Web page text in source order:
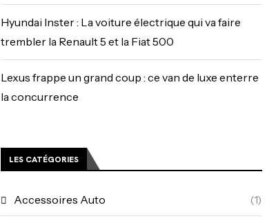
Hyundai Inster : La voiture électrique qui va faire
trembler la Renault 5 et la Fiat 500
Lexus frappe un grand coup : ce van de luxe enterre
la concurrence
LES CATÉGORIES
Accessoires Auto (1)